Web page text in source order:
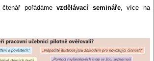
pořádámevzdělávací semináře, více na